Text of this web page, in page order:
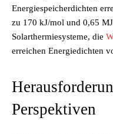
Energiespeicherdichten
zu 170 kJ/mol und 0,65
Solarthermiesysteme, die
erreichen Energiedichten
Perspektiven